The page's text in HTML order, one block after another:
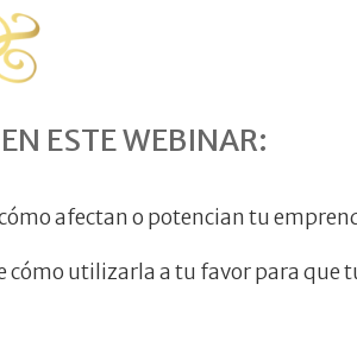
ESTE WEBINAR:
afectan o potencian tu
cómo utilizarla a tu favor para que